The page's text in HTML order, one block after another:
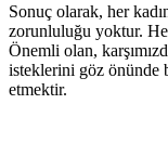
Sonuç olarak, her
zorunluluğu yoktur.
Önemli olan,
isteklerini göz önünde
etmektir.